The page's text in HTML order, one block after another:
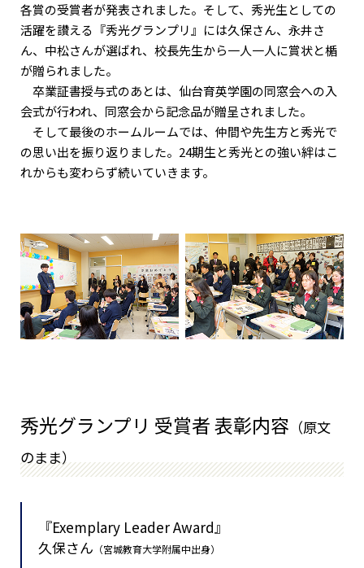
各賞の受賞者が発表されました。そして、秀光生としての
活躍を讃える『秀光グランプリ』には久保さん、永井さ
ん、中松さんが選ばれ、校長先生から一人一人に賞状と楯
が贈られました。
卒業証書授与式のあとは、仙台育英学園の同窓会への入
会式が行われ、同窓会から記念品が贈呈されました。
そして最後のホームルームでは、仲間や先生方と秀光で
の思い出を振り返りました。24期生と秀光との強い絆はこ
れからも変わらず続いていきます。
秀光グランプリ 受賞者 表彰内容 （原文
のまま）
『Exemplary Leader Award』
久保さん （宮城教育大学附属中出身）